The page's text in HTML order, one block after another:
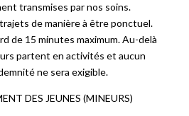
transmises par nos soins.
de manière à être ponctuel.
de 15 minutes maximum. Au-delà
partent en activités et aucun
ne sera exigible.
DES JEUNES (MINEURS)